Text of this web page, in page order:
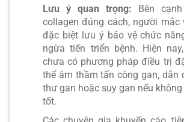
Lưu ý quan trọng: Bên
collagen đúng cách, người mắc
đặc biệt lưu ý bảo vệ chức
ngừa tiến triển bệnh. Hiện
chưa có phương pháp điều trị
thể âm thầm tấn công gan, dẫn
thư gan hoặc suy gan nếu
tốt.